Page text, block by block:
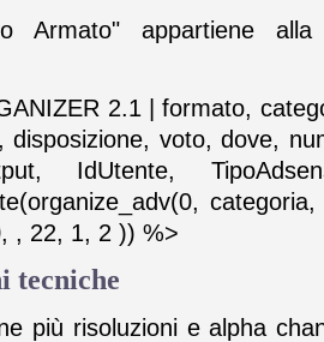
Armato" appartiene alla
2.1 | formato,
disposizione, voto, dove,
IdUtente,
, 22, 1, 2 )) %>
tecniche
più risoluzioni e alpha